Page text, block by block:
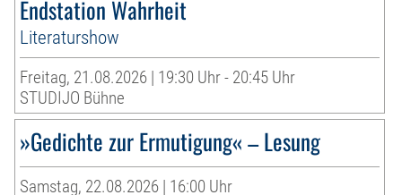
Endstation Wahrheit
Literaturshow
Freitag, 21.08.2026 | 19:30 Uhr - 20:45 Uhr
STUDIJO Bühne
»Gedichte zur Ermutigung« – Lesung
Samstag, 22.08.2026 | 16:00 Uhr